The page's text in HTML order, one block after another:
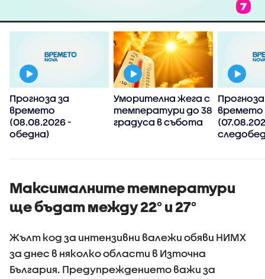
Прогноза за
времето
(08.08.2026 -
обедна)
Уморителна жега с
температури до 38
градуса в събота
времето
Максималните температури
ще бъдат между 22° и 27°
Жълт код за интензивни валежи обяви НИМХ
за днес в няколко области в Източна
България. Предупреждението важи за